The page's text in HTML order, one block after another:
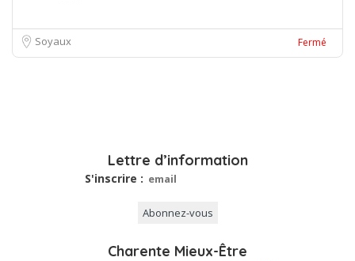
Soyaux Fermé
Lettre d’information
S'inscrire :
Charente Mieux-Être